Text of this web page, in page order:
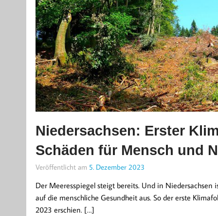
Niedersachsen: Erster
Schäden für Mensch und
Veröffentlicht am 5. Dezember 2023
Der Meeresspiegel steigt bereits. Und in Niedersachsen
auf die menschliche Gesundheit aus. So der erste
2023 erschien. […]